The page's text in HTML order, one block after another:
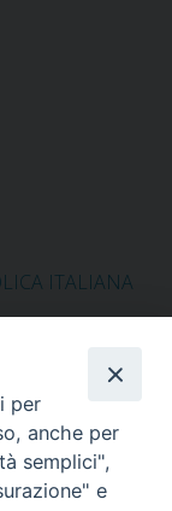
ITALIANA
per
anche per
semplici",
e